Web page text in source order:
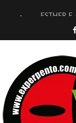
ESTHER
TIMBRE 4, LA
30 AÑOS (NO